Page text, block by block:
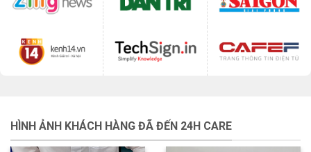
HÌNH ẢNH KHÁCH HÀNG ĐÃ ĐẾN 24H CARE